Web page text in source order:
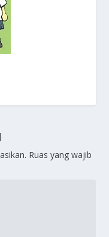
Ruas yang wajib